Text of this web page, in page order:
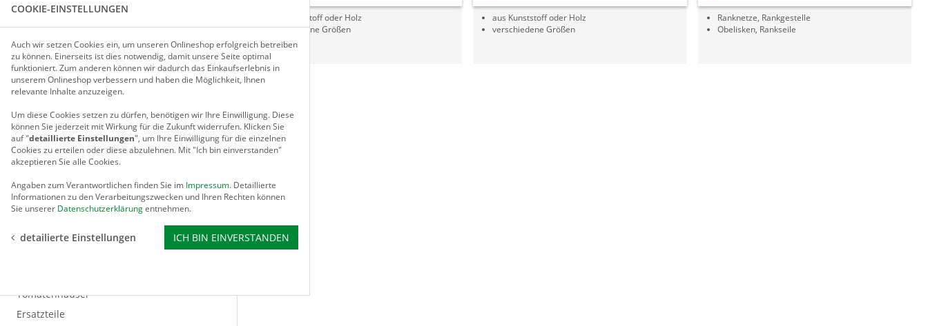
Hochbeete und Hochteiche
Komposter
Pflanzgefäße / Rankhilfen
Pflanzgefäße
Pflanzkästen mit Spalier
Rankhilfen
Regenwasser sammeln
Schädlings-Abwehr
Schutzdächer für Pflanzen
Solar-Artikel
Tomatenhäuser
Ersatzteile
aus Kunststoff oder Holz
verschiedene Größen
aus Kunststoff oder Holz
verschiedene Größen
Ranknetze, Rankgestelle
Obelisken, Rankseile
COOKIE-EINSTELLUNGEN
Auch wir setzen Cookies ein, um unseren Onlineshop erfolgreich betreiben
zu können. Einerseits ist dies notwendig, damit unsere Seite optimal
funktioniert. Zum anderen können wir dadurch das Einkaufserlebnis in
unserem Onlineshop verbessern und haben die Möglichkeit, Ihnen
relevante Inhalte anzuzeigen.
Um diese Cookies setzen zu dürfen, benötigen wir Ihre Einwilligung. Diese
können Sie jederzeit mit Wirkung für die Zukunft widerrufen. Klicken Sie
auf "detaillierte Einstellungen", um Ihre Einwilligung für die einzelnen
Cookies zu erteilen oder diese abzulehnen. Mit "Ich bin einverstanden"
akzeptieren Sie alle Cookies.
Angaben zum Verantwortlichen finden Sie im Impressum. Detaillierte
Informationen zu den Verarbeitungszwecken und Ihren Rechten können
Sie unserer Datenschutzerklärung entnehmen.
detailierte Einstellungen ICH BIN EINVERSTANDEN